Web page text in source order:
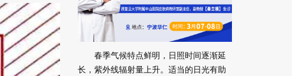
春季气候特点鲜明，日照时间逐渐延
长，紫外线辐射量上升。适当的日光有助